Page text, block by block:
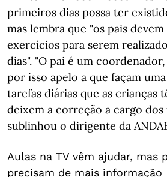
primeiros dias possa ter
mas lembra que "os pais
exercícios para serem
dias". "O pai é um
por isso apelo a que façam
tarefas diárias que as crianças
deixem a correção a cargo dos
sublinhou o dirigente da
Aulas na TV vêm ajudar, mas
precisam de mais informação